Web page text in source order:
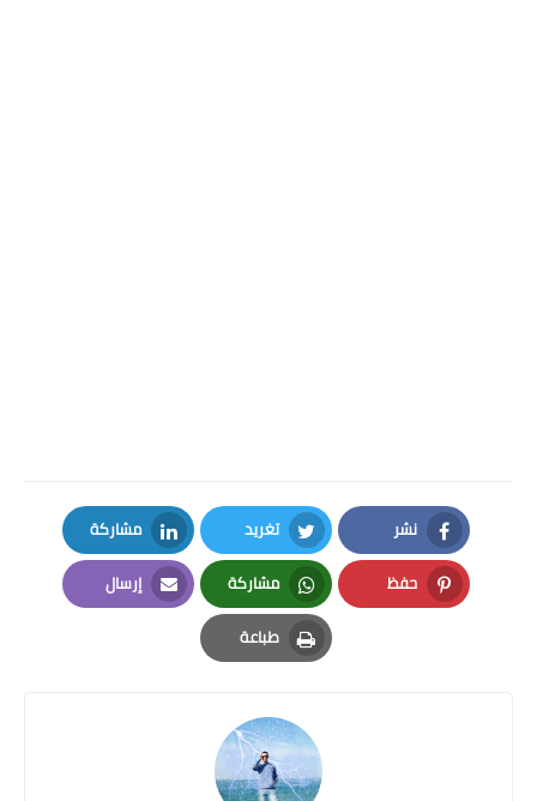
نشر
Facebook
تغريد
Twitter
مشاركة
LinkedIn
حفظ
Pinterest
مشاركة
Whatsapp
إرسال
Email
طباعة
Print